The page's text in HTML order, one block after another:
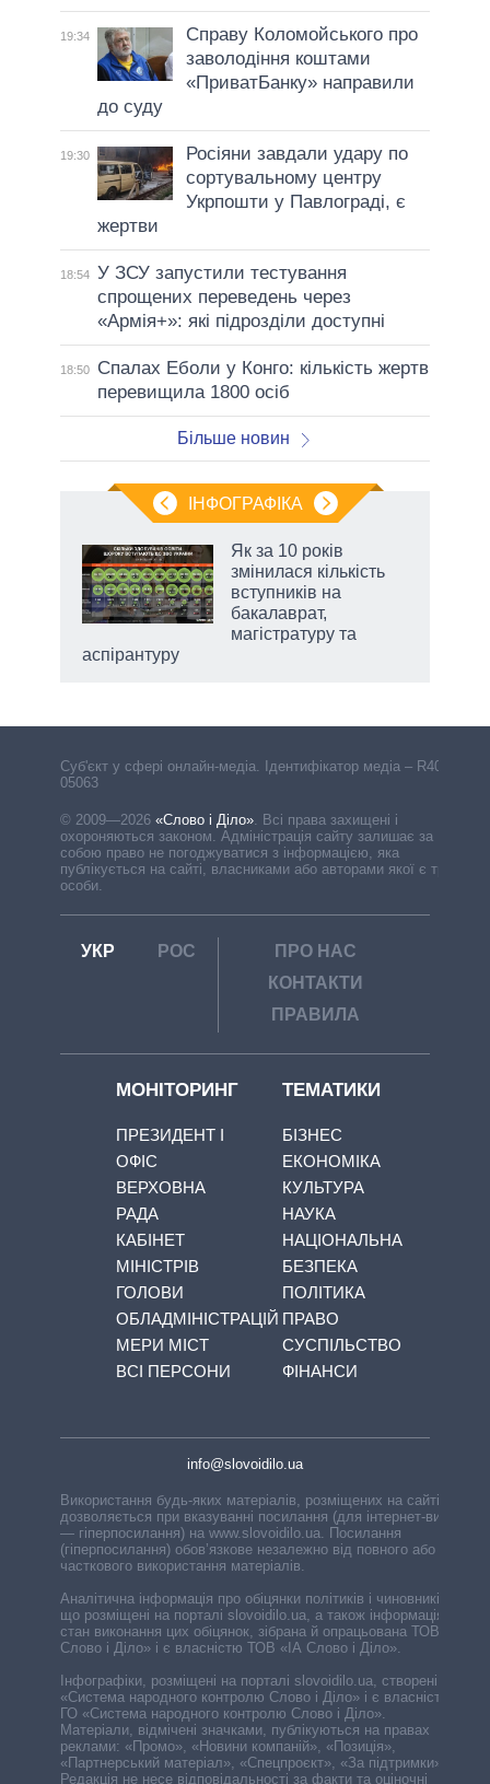
19:34
Справу Коломойського про
заволодіння коштами
«ПриватБанку» направили
до суду
19:30
Росіяни завдали удару по
сортувальному центру
Укрпошти у Павлограді, є
жертви
18:54 У ЗСУ запустили тестування
спрощених переведень через
«Армія+»: які підрозділи доступні
18:50
Спалах Еболи у Конго: кількість жертв
перевищила 1800 осіб
Більше новин
ІНФОГРАФІКА
Як за 10 років
змінилася кількість
вступників на
бакалаврат,
магістратуру та
аспірантуру
Cуб'єкт у сфері онлайн-медіа. Ідентифікатор медіа – R40-
05063
© 2009—2026 «Слово і Діло». Всі права захищені і
охороняються законом. Адміністрація сайту залишає за
собою право не погоджуватися з інформацією, яка
публікується на сайті, власниками або авторами якої є треті
особи.
УКР РОС
ПРО НАС
КОНТАКТИ
ПРАВИЛА
МОНІТОРИНГ
ПРЕЗИДЕНТ І
ОФІС
ВЕРХОВНА
РАДА
КАБІНЕТ
МІНІСТРІВ
ГОЛОВИ
ОБЛАДМІНІСТРАЦІЙ
МЕРИ МІСТ
ВСІ ПЕРСОНИ
ТЕМАТИКИ
БІЗНЕС
ЕКОНОМІКА
КУЛЬТУРА
НАУКА
НАЦІОНАЛЬНА
БЕЗПЕКА
ПОЛІТИКА
ПРАВО
СУСПІЛЬСТВО
ФІНАНСИ
info@slovoidilo.ua
Використання будь-яких матеріалів, розміщених на сайті,
дозволяється при вказуванні посилання (для інтернет-видань
— гіперпосилання) на www.slovoidilo.ua. Посилання
(гіперпосилання) обов’язкове незалежно від повного або
часткового використання матеріалів.
Аналітична інформація про обіцянки політиків і чиновників,
що розміщені на порталі slovoidilo.ua, а також інформація про
стан виконання цих обіцянок, зібрана й опрацьована ТОВ «ІА
Слово і Діло» і є власністю ТОВ «ІА Слово і Діло».
Інфографіки, розміщені на порталі slovoidilo.ua, створені ГО
«Система народного контролю Слово і Діло» і є власністю
ГО «Система народного контролю Слово і Діло».
Матеріали, відмічені значками, публікуються на правах
реклами: «Промо», «Новини компаній», «Позиція»,
«Партнерський матеріал», «Спецпроєкт», «За підтримки».
Редакція не несе відповідальності за факти та оціночні